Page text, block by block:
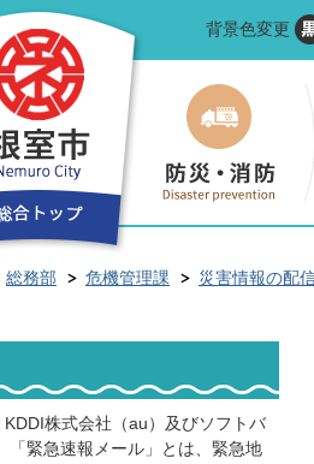
背景色変更
総務部 危機管理課 災害情報の配
株式会社（au）及びソフトバ
緊急速報メール」とは、緊急地